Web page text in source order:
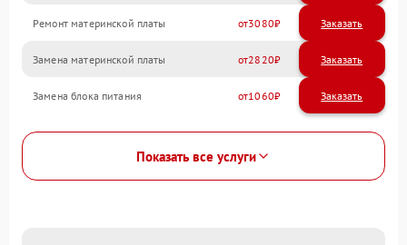
Ремонт материнской платы 3080
Замена материнской платы 2820
Замена блока питания 1060
Показать все услуги